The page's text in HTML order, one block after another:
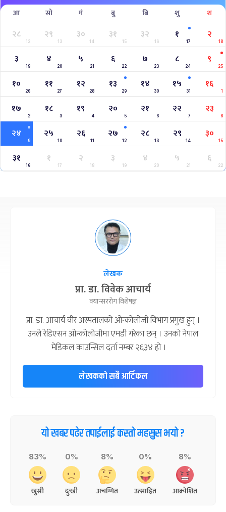
आ सो मं बु बि शु श
२८
12
२९
13
३०
14
३१
15
३२
16
१
17
२
18
३
19
४
20
५
21
६
22
७
23
८
24
९
25
१०
26
११
27
१२
28
१३
29
१४
30
१५
31
१६
1
१७
2
१८
3
१९
4
२०
5
२१
6
२२
7
२३
8
२४
9
२५
10
२६
11
२७
12
२८
13
२९
14
३०
15
३१
16
१
17
२
18
३
19
४
20
५
21
६
22
लेखक
प्रा. डा. विवेक आचार्य
क्यान्सररोग विशेषज्ञ
प्रा. डा. आचार्य वीर अस्पतालको ओन्कोलोजी विभाग प्रमुख हुन् ।
उनले रेडिएसन ओन्कोलोजीमा एमडी गरेका छन् । उनको नेपाल
मेडिकल काउन्सिल दर्ता नम्बर २६३४ हो ।
लेखकको सबै आर्टिकल
यो खबर पढेर तपाईलाई कस्तो महसुस भयो ?
83%
खुसी
0%
दुःखी
8%
अचम्मित
0%
उत्साहित
8%
आक्रोशित